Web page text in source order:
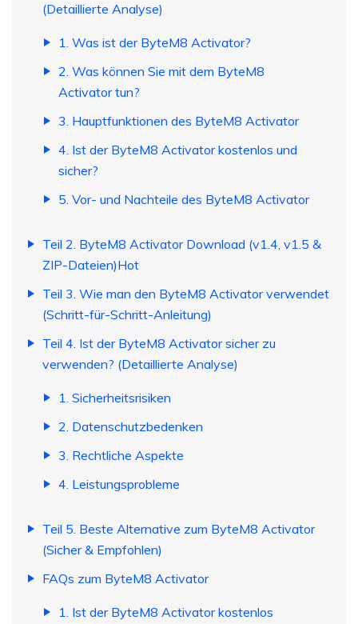
(Detaillierte Analyse)
1. Was ist der ByteM8 Activator?
2. Was können Sie mit dem ByteM8
Activator tun?
3. Hauptfunktionen des ByteM8 Activator
4. Ist der ByteM8 Activator kostenlos und
sicher?
5. Vor- und Nachteile des ByteM8 Activator
Teil 2. ByteM8 Activator Download (v1.4, v1.5 &
ZIP-Dateien)Hot
Teil 3. Wie man den ByteM8 Activator verwendet
(Schritt-für-Schritt-Anleitung)
Teil 4. Ist der ByteM8 Activator sicher zu
verwenden? (Detaillierte Analyse)
1. Sicherheitsrisiken
2. Datenschutzbedenken
3. Rechtliche Aspekte
4. Leistungsprobleme
Teil 5. Beste Alternative zum ByteM8 Activator
(Sicher & Empfohlen)
FAQs zum ByteM8 Activator
1. Ist der ByteM8 Activator kostenlos